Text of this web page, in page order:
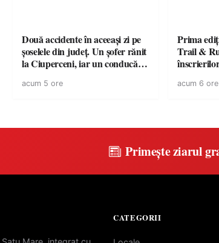
Două accidente în aceeași zi pe
șoselele din județ. Un șofer rănit
la Ciuperceni, iar un conducător
răsturnat la Bixad
acum 5 ore
Prima
Trail &
în Țara
acum 6 ore
Primește ziarul
CATEGORII